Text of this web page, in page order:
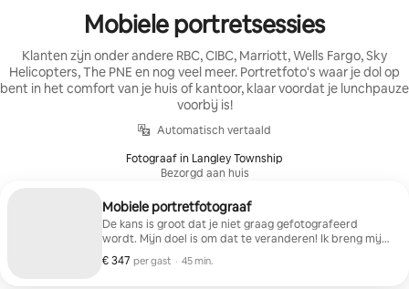
Mobiele portretsessies
Klanten zijn onder andere RBC, CIBC, Marriott, Wells Fargo, Sky
Helicopters, The PNE en nog veel meer. Portretfoto's waar je dol op
bent in het comfort van je huis of kantoor, klaar voordat je lunchpauze
voorbij is!
Automatisch vertaald
Fotograaf in Langley Township
Bezorgd aan huis
Mobiele portretfotograaf
De kans is groot dat je niet graag gefotografeerd
wordt. Mijn doel is om dat te veranderen! Ik breng mijn
mobiele portretfotostudio naar het comfort van je
kantoor of huis. Je bent niet alleen in een vertrouwde
€ 347 per gast
€ 347 per gast
, · 45 min.